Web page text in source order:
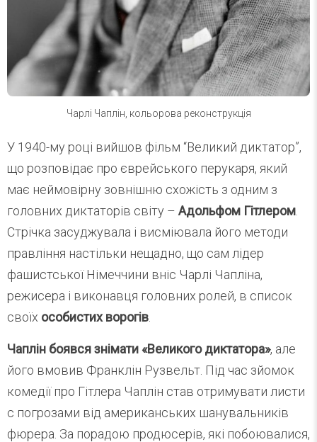
Чарлі Чаплін, кольорова реконструкція
У 1940-му році вийшов фільм “Великий диктатор”,
що розповідає про єврейського перукаря, який
має неймовірну зовнішню схожість з одним з
головних диктаторів світу – Адольфом Гітлером
Стрічка засуджувала і висміювала його методи
правління настільки нещадно, що сам лідер
фашистської Німеччини вніс Чарлі Чапліна,
режисера і виконавця головних ролей, в список
своїх особистих ворогів
Чаплін боявся знімати «Великого диктатора», але
його вмовив Франклін Рузвельт. Під час зйомок
комедії про Гітлера Чаплін став отримувати листи
c погрозами від американських шанувальників
фюрера. За порадою продюсерів, які побоювалися,